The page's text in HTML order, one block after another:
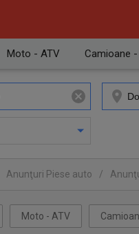
Moto - ATV Camioane
Anunţuri Piese auto /
Moto - ATV